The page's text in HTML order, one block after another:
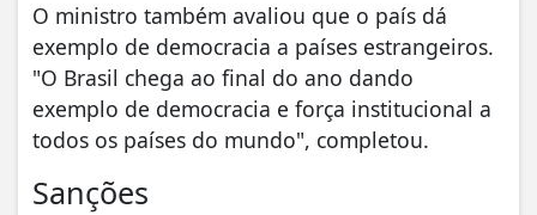
O ministro também avaliou que o país dá
exemplo de democracia a países estrangeiros.
"O Brasil chega ao final do ano dando
exemplo de democracia e força institucional a
todos os países do mundo", completou.
Sanções